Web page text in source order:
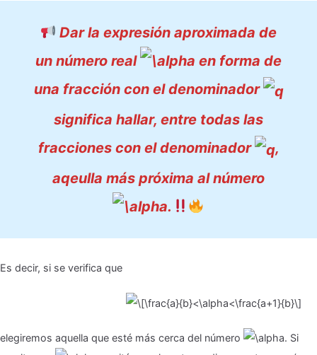
Dar la expresión aproximada de
un número real
en forma de
una fracción con el denominador
significa hallar, entre todas las
fracciones con el denominador
,
aqeulla más próxima al número
.
Es decir, si se verifica que
elegiremos aquella que esté más cerca del número
. Si